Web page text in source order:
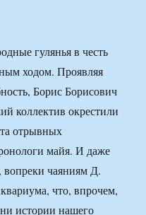
гулянья в честь
ходом. Проявляя
Борис Борисович
коллектив окрестили
отрывных
майя. И даже
вопреки чаяниям Д.
что, впрочем,
истории нашего